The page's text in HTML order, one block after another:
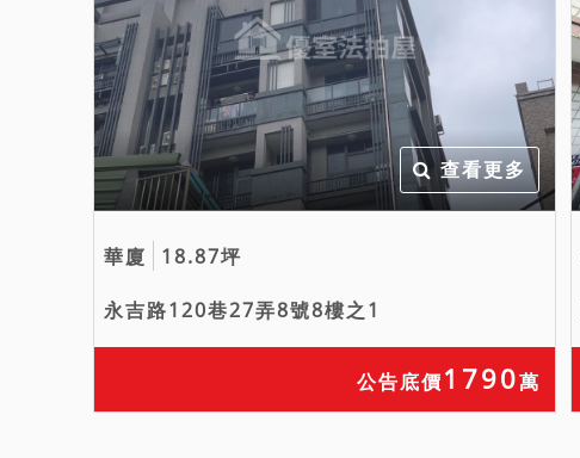
查看更多
華廈 18.87坪
永吉路120巷27弄8號8樓之1
公告底價1790萬